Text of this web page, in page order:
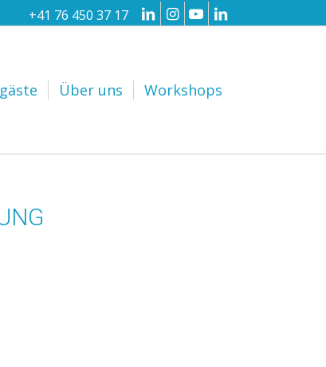
+41 76 450 37 17
Über uns Workshops